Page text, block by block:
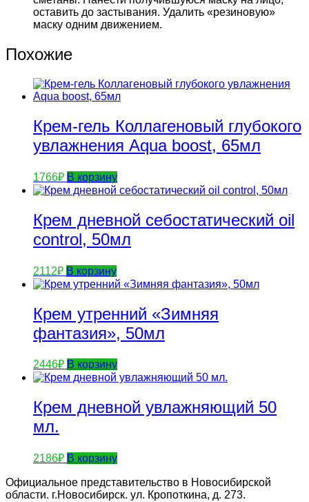
оставить до застывания. Удалить «резиновую»
маску одним движением.
Похожие
Крем-гель Коллагеновый глубокого
увлажнения Aqua boost, 65мл
1766₽ В корзину
Крем дневной себостатический oil
control, 50мл
2112₽ В корзину
Крем утренний «Зимняя
фантазия», 50мл
2446₽ В корзину
Крем дневной увлажняющий 50
мл.
2186₽ В корзину
Официальное представительство в Новосибирской
области. г.Новосибирск. ул. Кропоткина, д. 273.